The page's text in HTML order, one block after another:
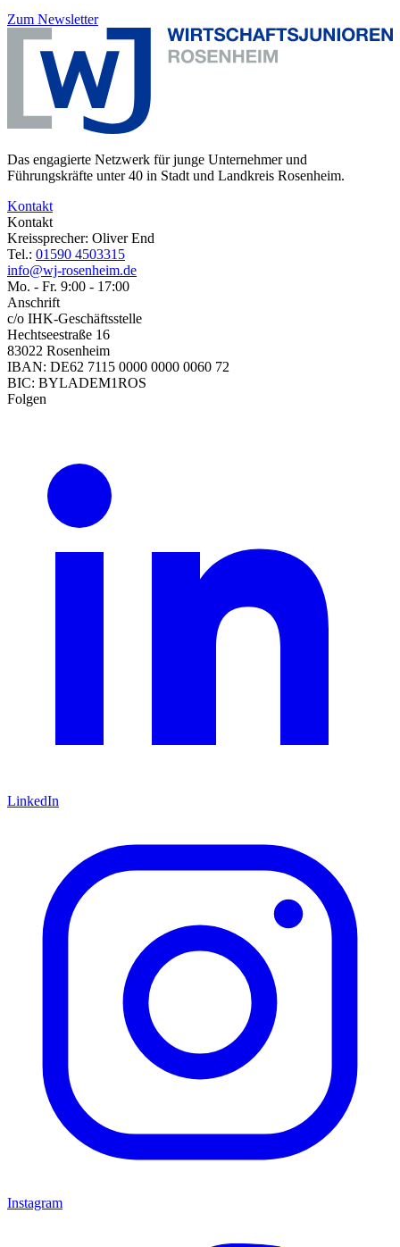
Zum Newsletter
Das engagierte Netzwerk für junge Unternehmer und
Führungskräfte unter 40 in Stadt und Landkreis Rosenheim.
Kontakt
Kontakt
Kreissprecher: Oliver End
Tel.: 01590 4503315
info@wj-rosenheim.de
Mo. - Fr. 9:00 - 17:00
Anschrift
c/o IHK-Geschäftsstelle
Hechtseestraße 16
83022 Rosenheim
IBAN: DE62 7115 0000 0000 0060 72
BIC: BYLADEM1ROS
Folgen
LinkedIn
Instagram